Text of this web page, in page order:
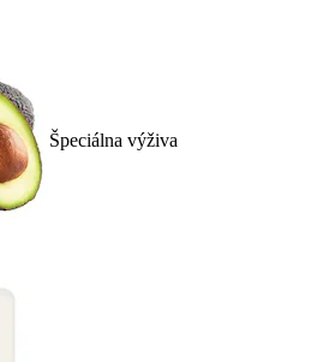
Špeciálna výživa